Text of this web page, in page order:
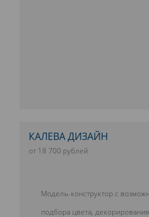
КАЛЕВА ДИЗАЙН
от 18 700 рублей
Модель-конструктор с
подбора цвета,